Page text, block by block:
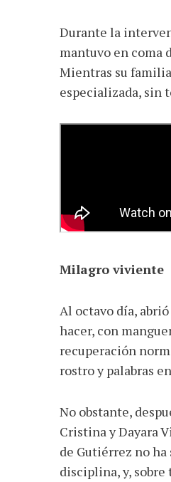
Durante la
mantuvo en coma
Mientras su
especializada, sin
Milagro viviente
Al octavo día,
hacer, con
recuperación
rostro y palabras
No obstante,
Cristina y Dayara
de Gutiérrez no
disciplina, y,